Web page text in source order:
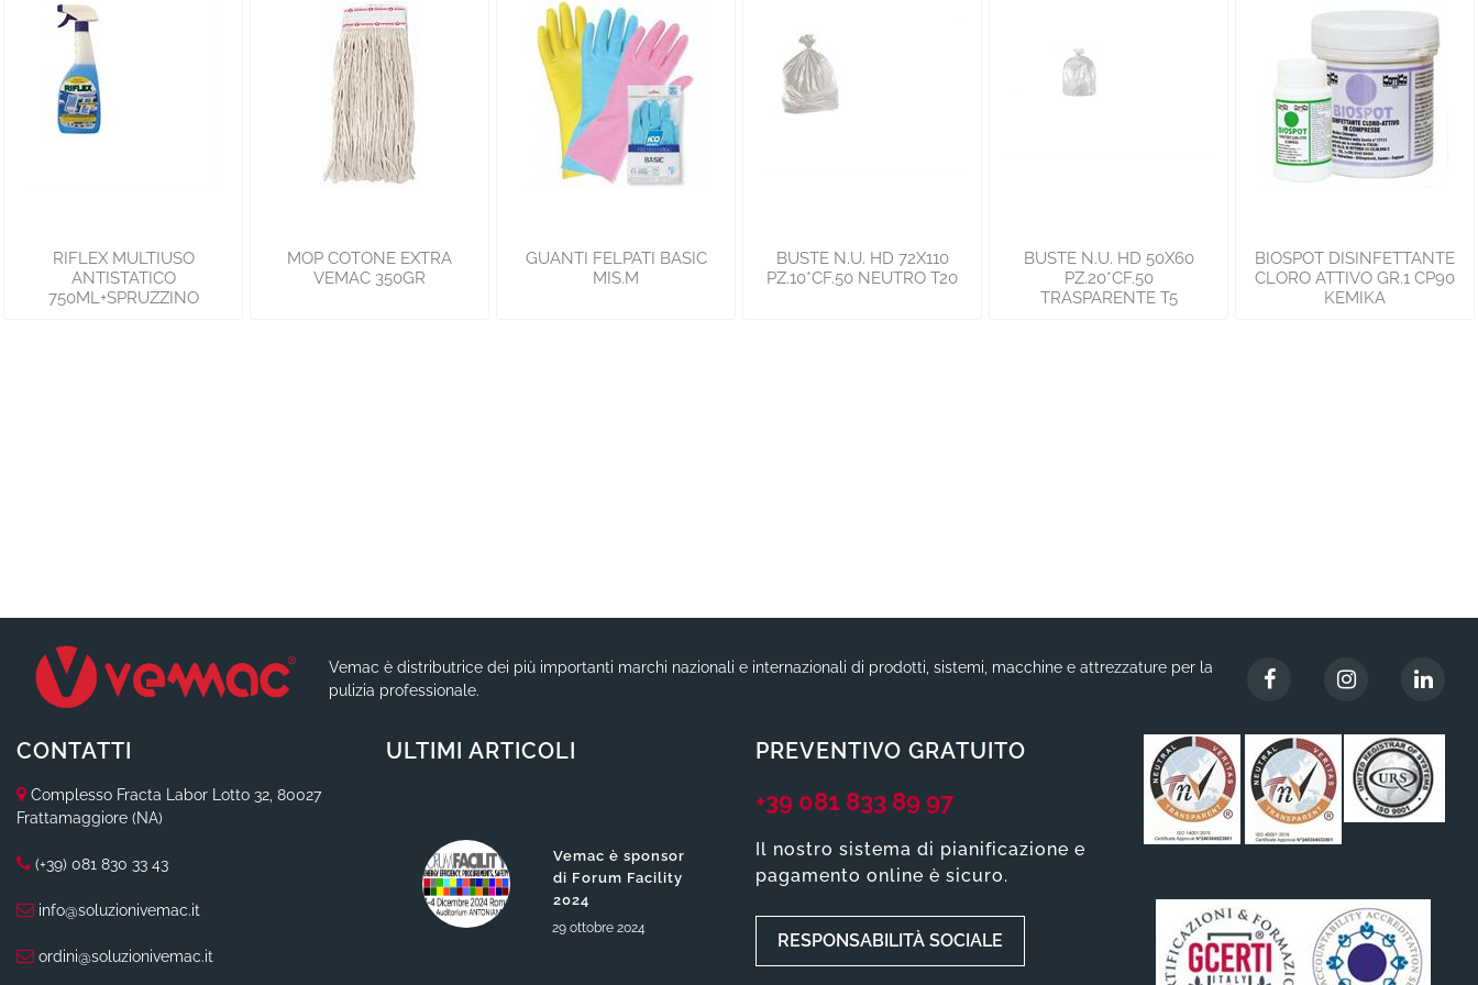
RIFLEX MULTIUSO
ANTISTATICO
750ML+SPRUZZINO
MOP COTONE EXTRA
VEMAC 350GR
GUANTI FELPATI BASIC
MIS.M
BUSTE N.U. HD 72X110
PZ.10*CF.50 NEUTRO T20
BUSTE N.U. HD 50X60
PZ.20*CF.50
TRASPARENTE T5
BIOSPOT DISINFETTANTE
CLORO ATTIVO GR.1 CP90
KEMIKA
Vemac è distributrice dei più importanti marchi nazionali e internazionali di prodotti, sistemi, macchine e attrezzature per la
pulizia professionale.
CONTATTI
Complesso Fracta Labor Lotto 32, 80027
Frattamaggiore (NA)
(+39) 081 830 33 43
info@soluzionivemac.it
ordini@soluzionivemac.it
ULTIMI ARTICOLI
Vemac è sponsor
di Forum Facility
2024
29 ottobre 2024
PREVENTIVO GRATUITO
+39 081 833 89 97
Il nostro sistema di pianificazione e
pagamento online è sicuro.
RESPONSABILITÀ SOCIALE